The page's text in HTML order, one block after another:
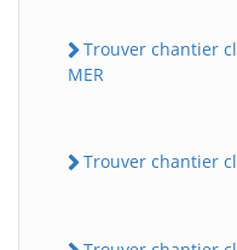
Trouver chantier
MER
Trouver chantier